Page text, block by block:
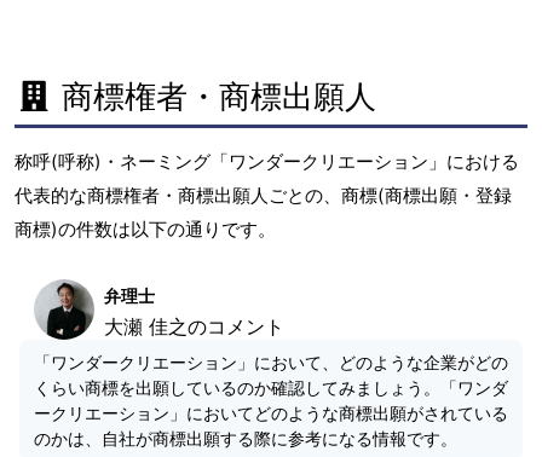
商標権者・商標出願人
称呼(呼称)・ネーミング「ワンダークリエーション」における
代表的な商標権者・商標出願人ごとの、商標(商標出願・登録
商標)の件数は以下の通りです。
弁理士
大瀬 佳之のコメント
「ワンダークリエーション」において、どのような企業がどの
くらい商標を出願しているのか確認してみましょう。「ワンダ
ークリエーション」においてどのような商標出願がされている
のかは、自社が商標出願する際に参考になる情報です。